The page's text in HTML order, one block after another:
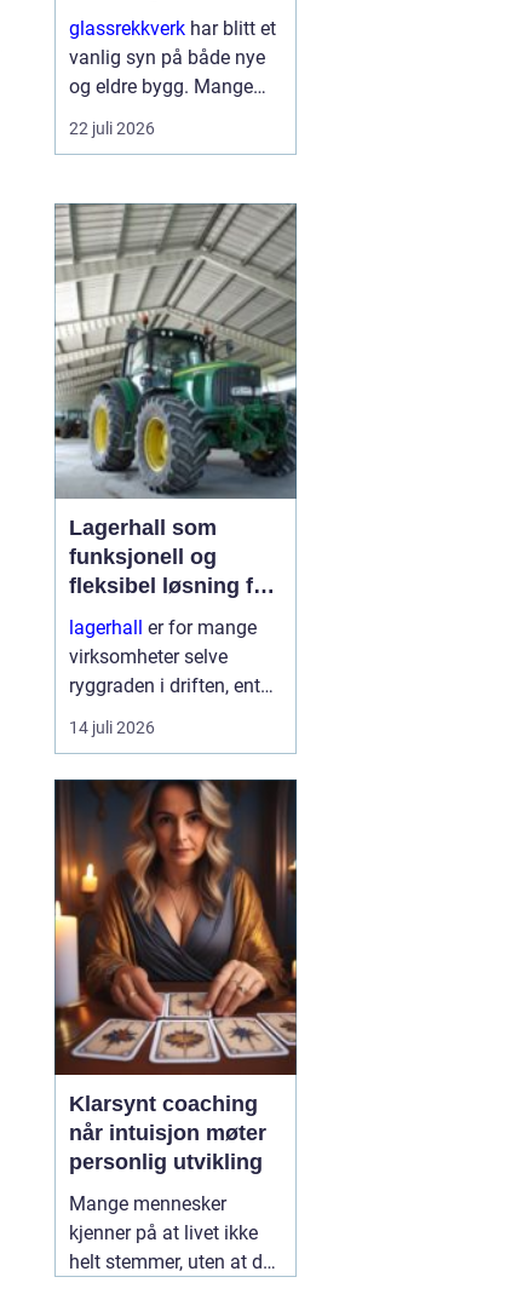
glassrekkverk har blitt et
vanlig syn på både nye
og eldre bygg. Mange
velger denne løsningen
fordi den kombinerer
moderne uttrykk. I stedet
for tunge, tette r...
22 juli 2026
Lagerhall som
funksjonell og
fleksibel løsning for
næring og landbruk
lagerhall er for mange
virksomheter selve
ryggraden i driften, enten
det handler om landbruk,
industri, logistikk eller
gir trygg lagring, god
fly...
14 juli 2026
Klarsynt coaching
når intuisjon møter
personlig utvikling
Mange mennesker
kjenner på at livet ikke
helt stemmer, uten at de